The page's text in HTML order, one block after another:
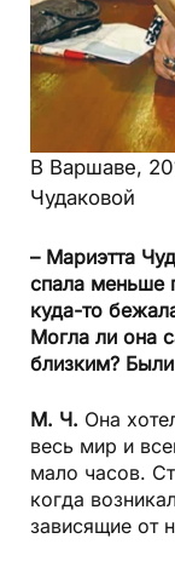
В Варшаве,
Чудаковой
– Мариэтта
спала меньше
куда-то
Могла ли она
близким?
М. Ч. Она
весь мир и
мало часов.
когда
зависящие от